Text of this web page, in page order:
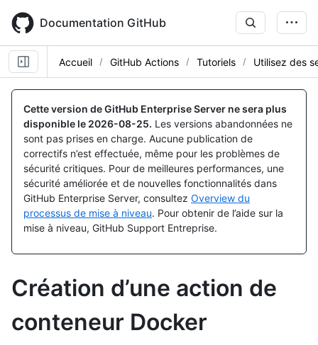
main
content
Documentation GitHub
Accueil GitHub Actions Tutoriels Utilisez des
Cette version de GitHub Enterprise Server ne sera plus
disponible le 2026-08-25. Les versions abandonnées ne
sont pas prises en charge. Aucune publication de
correctifs n’est effectuée, même pour les problèmes de
sécurité critiques. Pour de meilleures performances, une
sécurité améliorée et de nouvelles fonctionnalités dans
GitHub Enterprise Server, consultez Overview du
processus de mise à niveau. Pour obtenir de l’aide sur la
mise à niveau, GitHub Support Entreprise.
Création d’une action de
conteneur Docker